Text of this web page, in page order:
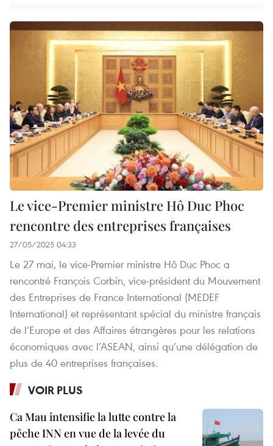
Le vice-Premier ministre Hô Duc Phoc
rencontre des entreprises françaises
27/05/2025 04:33
Le 27 mai, le vice-Premier ministre Hô Duc Phoc a
rencontré François Corbin, vice-président du Mouvement
des Entreprises de France International (MEDEF
International) et représentant spécial du ministre français
de l’Europe et des Affaires étrangères pour les relations
économiques avec l’ASEAN, ainsi qu’une délégation de
plus de 40 entreprises françaises.
VOIR PLUS
Ca Mau intensifie la lutte contre la
pêche INN en vue de la levée du